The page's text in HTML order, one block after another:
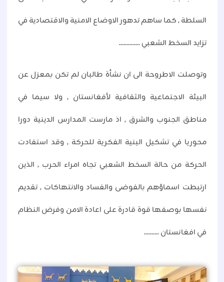
السلطة , كما ساهم تدهور الاوضاع الامنية والاقتصادية في
تزايد السخط الشعبي ..............
وتوصلت الاطروحة الى ان نشأة طالبان لم تكن بمعزل عن
البيئة الاجتماعية والثقافية لأفغانستان , ولا سيما في
مناطق الجنوب والشرق , اذ مارست المدارس الدينية دورا
محوريا في تشكيل البنية الفكرية للحركة , وقد استفادت
الحركة من حالة السخط الشعبي تجاه امراء الحرب , الذين
ارتبطت اسماؤهم بالفوضى والفساد والانتهاكات , تقديم
نفسها بوصفها قوة قادرة على اعادة الامن وفرض النظام
في افغانستان ..........